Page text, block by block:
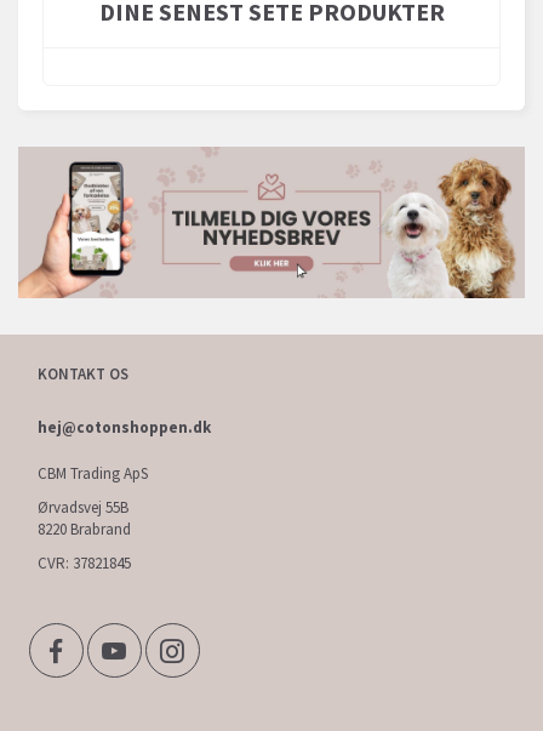
DINE SENEST SETE PRODUKTER
KONTAKT OS
hej@cotonshoppen.dk
CBM Trading ApS
Ørvadsvej 55B
8220 Brabrand
CVR: 37821845